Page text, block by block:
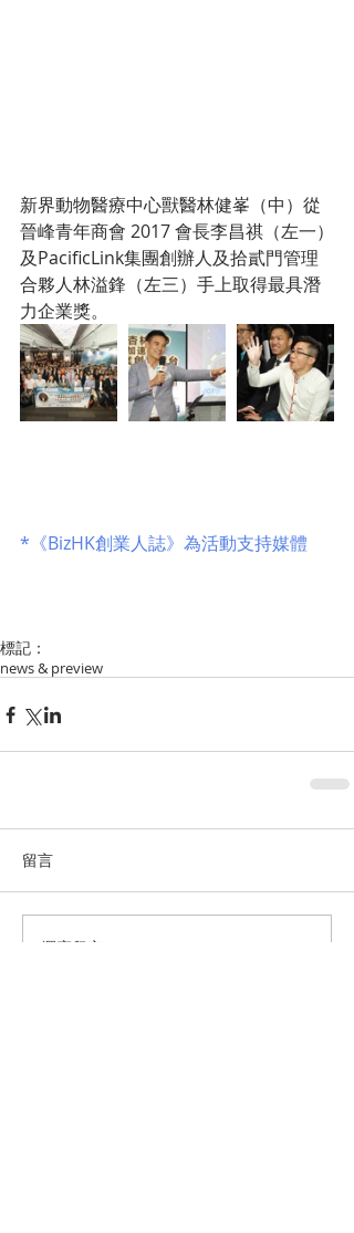
新界動物醫療中心獸醫林健峯（中）從
晉峰青年商會 2017 會長李昌祺（左一）
及PacificLink集團創辦人及拾貳門管理
合夥人林溢鋒（左三）手上取得最具潛
力企業獎。
*《BizHK創業人誌》為活動支持媒體
標記：
news & preview
留言
撰寫留言......